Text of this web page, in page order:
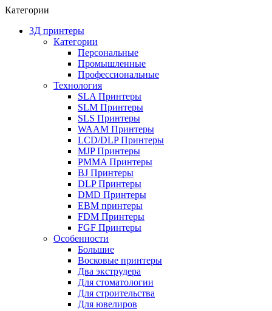
Категории
3Д принтеры
Категории
Персональные
Промышленные
Профессиональные
Технология
SLA Принтеры
SLM Принтеры
SLS Принтеры
WAAM Принтеры
LCD/DLP Принтеры
MJP Принтеры
PMMA Принтеры
BJ Принтеры
DLP Принтеры
DMD Принтеры
EBM принтеры
FDM Принтеры
FGF Принтеры
Особенности
Большие
Восковые принтеры
Два экструдера
Для стоматологии
Для строительства
Для ювелиров